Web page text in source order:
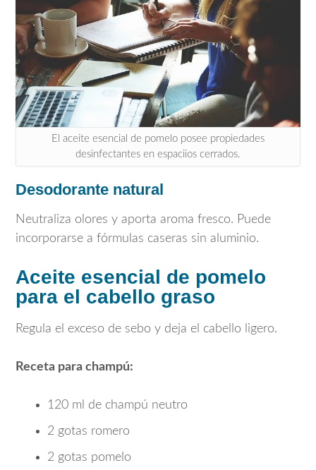
El aceite esencial de pomelo posee propiedades
desinfectantes en espaciios cerrados.
Desodorante natural
Neutraliza olores y aporta aroma fresco. Puede
incorporarse a fórmulas caseras sin aluminio.
Aceite esencial de pomelo
para el cabello graso
Regula el exceso de sebo y deja el cabello ligero.
Receta para champú:
120 ml de champú neutro
2 gotas romero
2 gotas pomelo